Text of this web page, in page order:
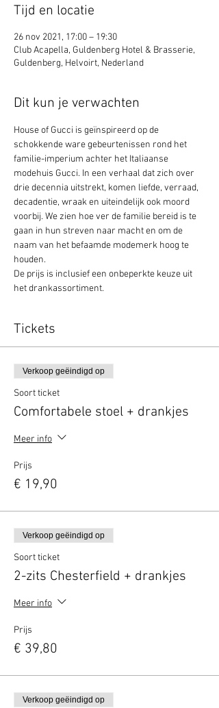
Tijd en locatie
26 nov 2021, 17:00 – 19:30
Club Acapella, Guldenberg Hotel & Brasserie,
Guldenberg, Helvoirt, Nederland
Dit kun je verwachten
House of Gucci is geïnspireerd op de
schokkende ware gebeurtenissen rond het
familie-imperium achter het Italiaanse
modehuis Gucci. In een verhaal dat zich over
drie decennia uitstrekt, komen liefde, verraad,
decadentie, wraak en uiteindelijk ook moord
voorbij. We zien hoe ver de familie bereid is te
gaan in hun streven naar macht en om de
naam van het befaamde modemerk hoog te
houden.
De prijs is inclusief een onbeperkte keuze uit
het drankassortiment.
Tickets
Verkoop geëindigd op
Soort ticket
Comfortabele stoel + drankjes
Meer info
Prijs
€ 19,90
Verkoop geëindigd op
Soort ticket
2-zits Chesterfield + drankjes
Meer info
Prijs
€ 39,80
Verkoop geëindigd op